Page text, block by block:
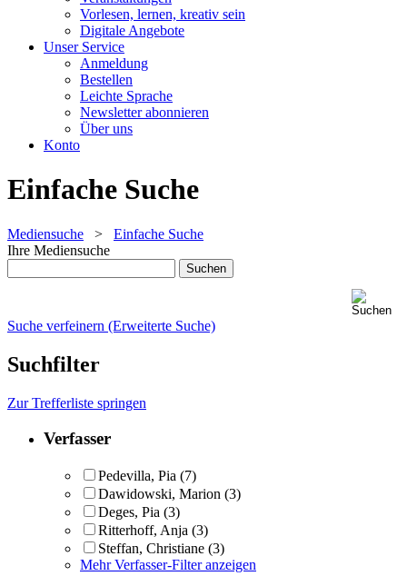
Vorlesen, lernen, kreativ sein
Digitale Angebote
Unser Service
Anmeldung
Bestellen
Leichte Sprache
Newsletter abonnieren
Über uns
Konto
Einfache Suche
Mediensuche > Einfache Suche
Ihre Mediensuche
Suche verfeinern (Erweiterte Suche)
Suchfilter
Zur Trefferliste springen
Verfasser
Pedevilla, Pia (7)
Dawidowski, Marion (3)
Deges, Pia (3)
Ritterhoff, Anja (3)
Steffan, Christiane (3)
Mehr Verfasser-Filter anzeigen